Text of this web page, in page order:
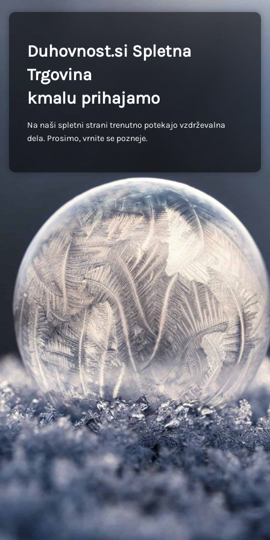
Duhovnost.si Spletna
Trgovina
kmalu prihajamo
Na naši spletni strani trenutno potekajo vzdrževalna
dela. Prosimo, vrnite se pozneje.